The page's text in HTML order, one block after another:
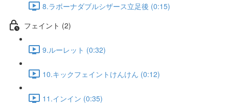
8.ラボーナダブルシザース立足後 (0:15)
フェイント (2)
9.ルーレット (0:32)
10.キックフェイントけんけん (0:12)
11.インイン (0:35)